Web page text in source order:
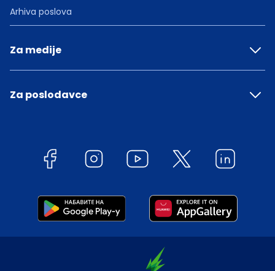
Arhiva poslova
Za medije
Za poslodavce